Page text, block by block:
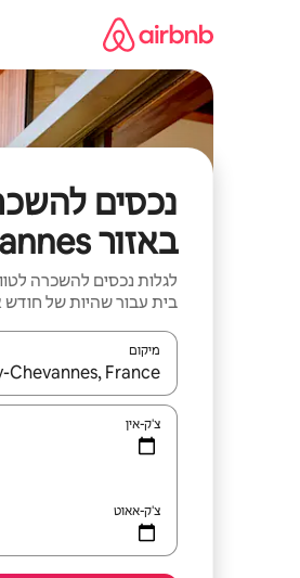
נכסים
באזור Billy-Chevannes
לגלות נכסים להשכרה
בית עבור שהיות של חודש
מיקום
כאשר התוצאות יהיו
צ'ק-אין
צ'ק-אאוט